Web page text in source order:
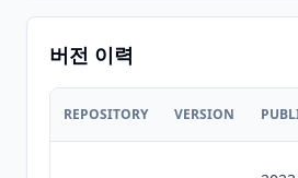
버전 이력
REPOSITORY VERSION